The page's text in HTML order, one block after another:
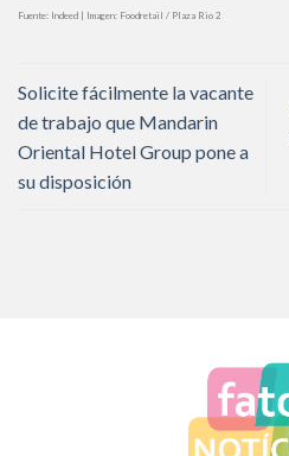
Fuente: Indeed | Imagen: Foodretail / Plaza Rio 2
Solicite fácilmente la vacante
de trabajo que Mandarin
Oriental Hotel Group pone a
su disposición